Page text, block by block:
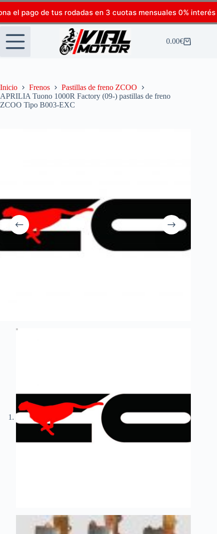
el pago de tus rodadas en 3 cuotas mensuales 0% interés
0.00€
Inicio Frenos
Pastillas de freno ZCOO
APRILIA Tuono 1000R Factory (09-) pastillas de freno
ZCOO Tipo B003-EXC